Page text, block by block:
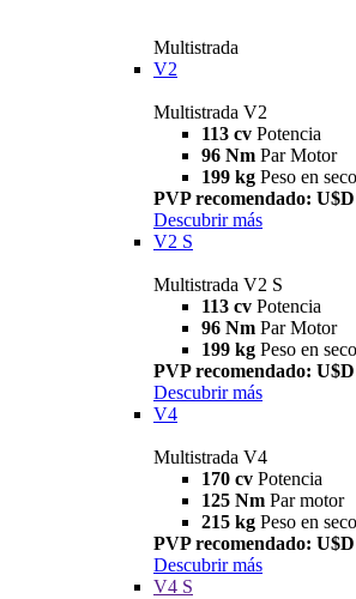
Multistrada
V2
Multistrada V2
113 cv Potencia
96 Nm Par Motor
199 kg Peso en seco
PVP recomendado:
Descubrir más
V2 S
Multistrada V2 S
113 cv Potencia
96 Nm Par Motor
199 kg Peso en seco
PVP recomendado:
Descubrir más
V4
Multistrada V4
170 cv Potencia
125 Nm Par motor
215 kg Peso en seco
PVP recomendado:
Descubrir más
V4 S